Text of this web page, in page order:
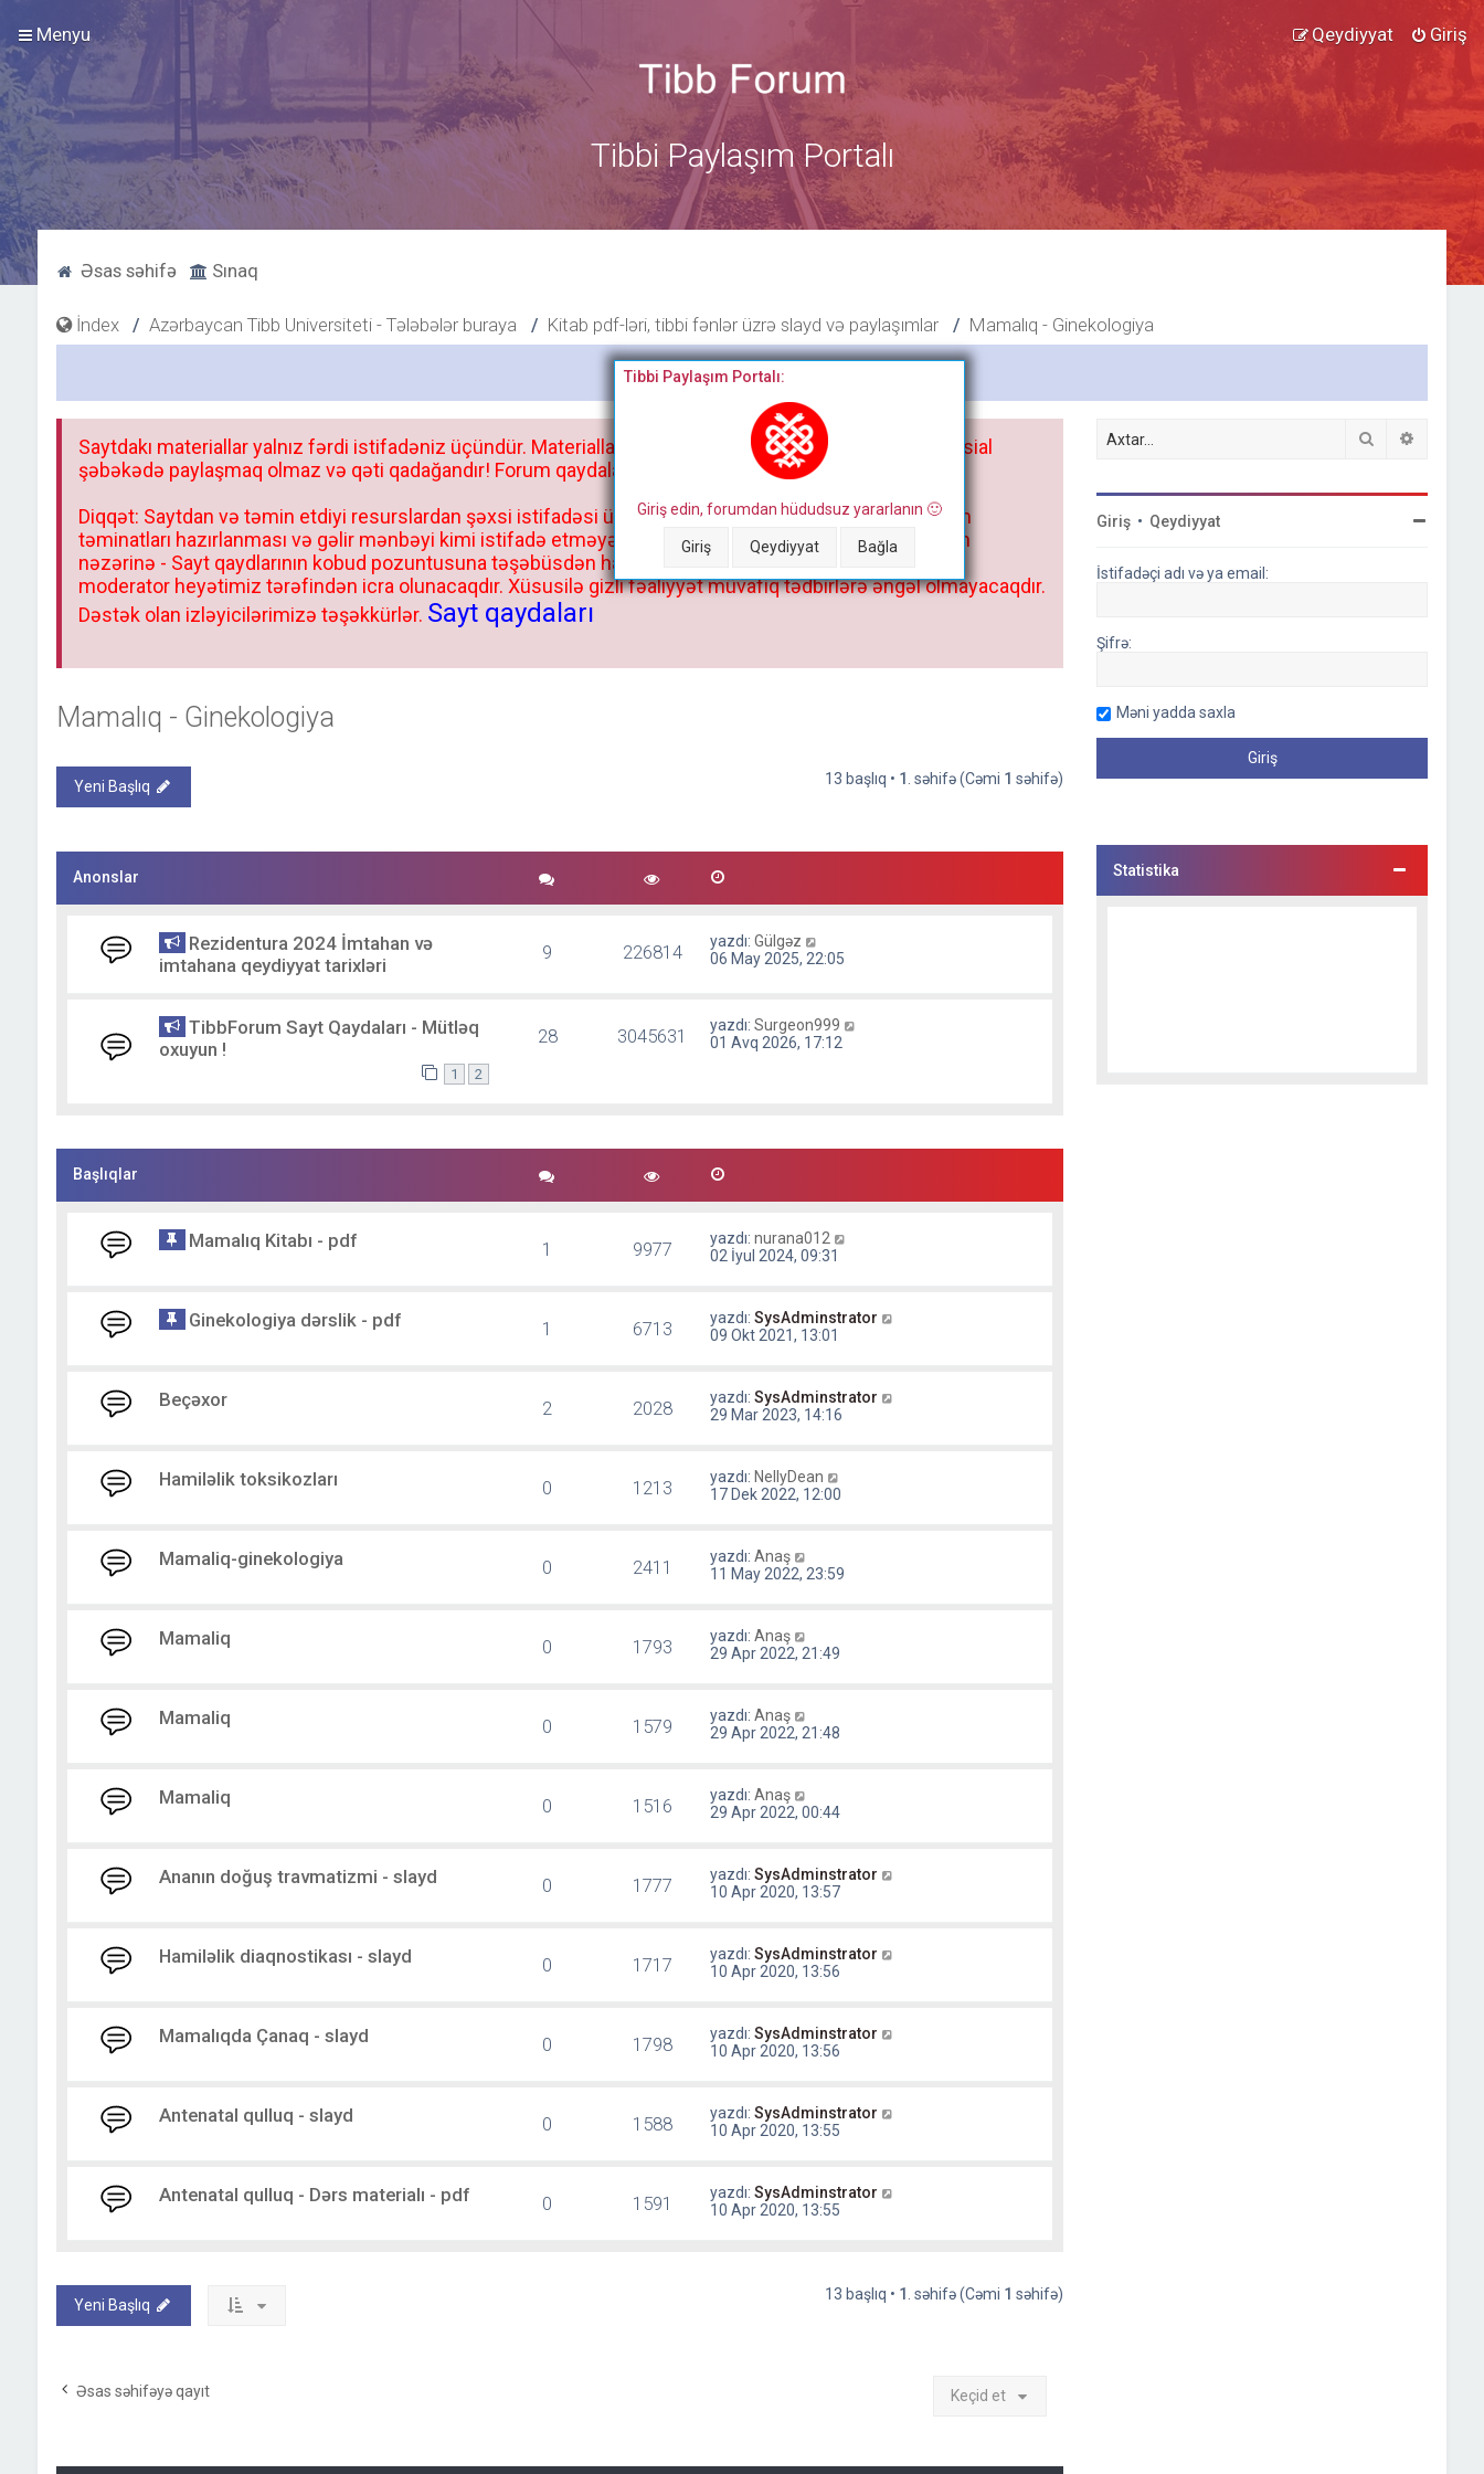
Menyu Giriş
Qeydiyyat
Tibbi Paylaşım Portalı
Əsas səhifə Sınaq
İndex Azərbaycan Tibb Universiteti - Tələbələr buraya Kitab pdf-ləri, tibbi fənlər üzrə slayd və paylaşımlar Mamalıq - Ginekologiya
Bitdi
Tibbi Paylaşım Portalı:
Giriş edin, forumdan hüdudsuz yararlanın 🙂
Giriş Qeydiyyat Bağla
Saytdakı materiallar yalnız fərdi istifadəniz üçündür. Materialları istisnasız heç bir qrupda, saytda və sosial
şəbəkədə paylaşmaq olmaz və qəti qadağandır! Forum qaydaları ilə mütləq tanış olun:
Diqqət: Saytdan və təmin etdiyi resurslardan şəxsi istifadəsi üçün deyil, kənar niyyətlər, xüsusi proqram
təminatları hazırlanması və gəlir mənbəyi kimi istifadə etməyə cəhd göstərənlərin və istifadə edənlərin
nəzərinə - Sayt qaydlarının kobud pozuntusuna təşəbüsdən haqqınızda bütün müvafiq tədbirlər böyük
moderator heyətimiz tərəfindən icra olunacaqdır. Xüsusilə gizli fəaliyyət müvafiq tədbirlərə əngəl olmayacaqdır.
Dəstək olan izləyicilərimizə təşəkkürlər. Sayt qaydaları
Mamalıq - Ginekologiya
Yeni Başlıq 13 başlıq • 1 . səhifə (Cəmi 1 səhifə)
Anonslar
Rezidentura 2024 İmtahan və
imtahana qeydiyyat tarixləri
9 226814 yazdı:Gülgəz
06 May 2025, 22:05
TibbForum Sayt Qaydaları - Mütləq
oxuyun !
1 2
28 3045631 yazdı:Surgeon999
01 Avq 2026, 17:12
Başlıqlar
Mamalıq Kitabı - pdf 1 9977 yazdı:nurana012
02 İyul 2024, 09:31
Ginekologiya dərslik - pdf 1 6713 yazdı:SysAdminstrator
09 Okt 2021, 13:01
Beçəxor 2 2028 yazdı:SysAdminstrator
29 Mar 2023, 14:16
Hamiləlik toksikozları 0 1213 yazdı: NellyDean
17 Dek 2022, 12:00
Mamaliq-ginekologiya 0 2411 yazdı:Anaş
11 May 2022, 23:59
Mamaliq 0 1793 yazdı:Anaş
29 Apr 2022, 21:49
Mamaliq 0 1579 yazdı:Anaş
29 Apr 2022, 21:48
Mamaliq 0 1516 yazdı:Anaş
29 Apr 2022, 00:44
Ananın doğuş travmatizmi - slayd 0 1777 yazdı:SysAdminstrator
10 Apr 2020, 13:57
Hamiləlik diaqnostikası - slayd 0 1717 yazdı:SysAdminstrator
10 Apr 2020, 13:56
Mamalıqda Çanaq - slayd 0 1798 yazdı:SysAdminstrator
10 Apr 2020, 13:56
Antenatal qulluq - slayd 0 1588 yazdı:SysAdminstrator
10 Apr 2020, 13:55
Antenatal qulluq - Dərs materialı - pdf 0 1591 yazdı:SysAdminstrator
10 Apr 2020, 13:55
Yeni Başlıq
13 başlıq • 1 . səhifə (Cəmi 1 səhifə)
Əsas səhifəyə qayıt Keçid et
Axtar
Giriş • Qeydiyyat
İstifadəçi adı və ya email:
Şifrə:
Məni yadda saxla
Statistika